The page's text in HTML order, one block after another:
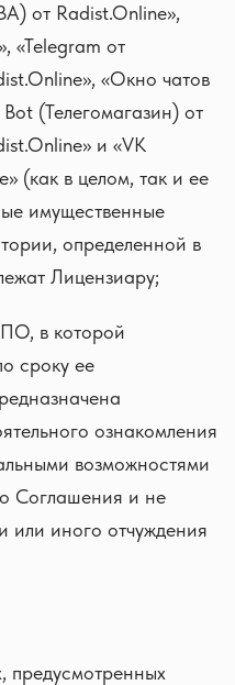
от Radist.Online»,
«Telegram от
«Окно чатов
(Телегомагазин) от
и «VK
(как в целом, так и ее
имущественные
определенной в
Лицензиару;
в которой
сроку ее
ознакомления
возможностями
Соглашения и не
или иного отчуждения
предусмотренных